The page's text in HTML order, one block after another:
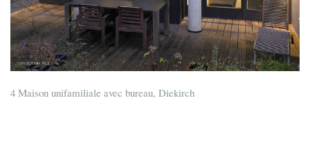
4 Maison unifamiliale avec bureau, Diekirch